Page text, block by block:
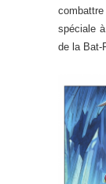
spéciale
de la Bat-